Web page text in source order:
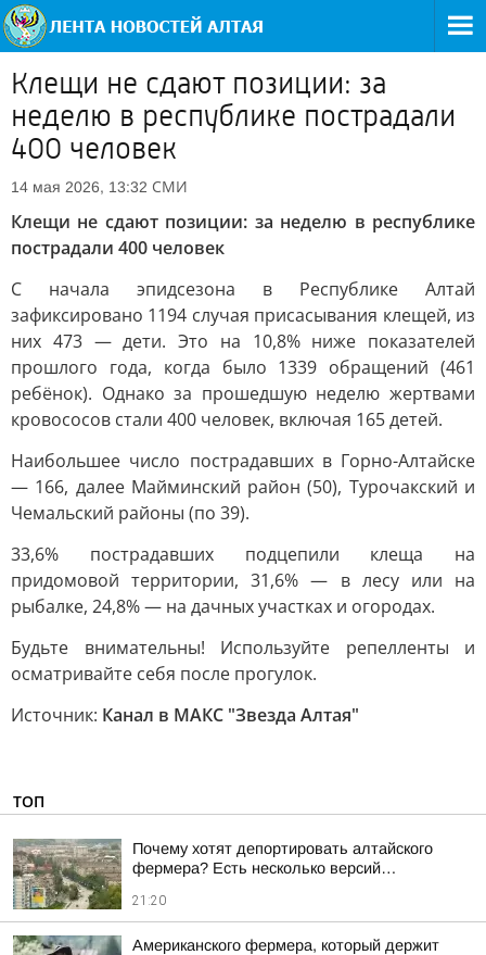
Клещи не сдают позиции: за
неделю в республике пострадали
400 человек
14 мая 2026, 13:32 СМИ
Клещи не сдают позиции: за неделю в республике
пострадали 400 человек
С начала эпидсезона в Республике Алтай
зафиксировано 1194 случая присасывания клещей, из
них 473 — дети. Это на 10,8% ниже показателей
прошлого года, когда было 1339 обращений (461
ребёнок). Однако за прошедшую неделю жертвами
кровососов стали 400 человек, включая 165 детей.
Наибольшее число пострадавших в Горно-Алтайске
— 166, далее Майминский район (50), Турочакский и
Чемальский районы (по 39).
33,6% пострадавших подцепили клеща на
придомовой территории, 31,6% — в лесу или на
рыбалке, 24,8% — на дачных участках и огородах.
Будьте внимательны! Используйте репелленты и
осматривайте себя после прогулок.
Источник: Канал в МАКС "Звезда Алтая"
ТОП
Почему хотят депортировать алтайского
фермера? Есть несколько версий…
21:20
Американского фермера, который держит